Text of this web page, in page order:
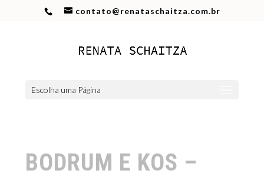
contato@renataschaitza.com.br
Escolha uma Página
BODRUM E KOS –